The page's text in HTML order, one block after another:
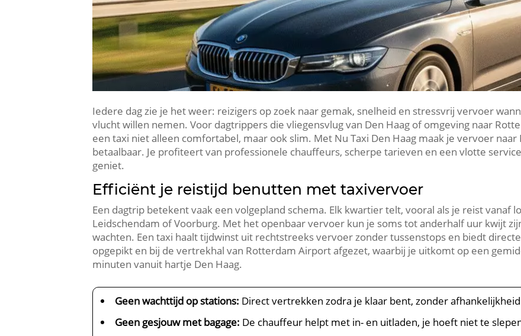
Iedere dag zie je het weer: reizigers op zoek naar gemak, snelheid en stressvrij vervoer
vlucht willen nemen. Voor dagtrippers die vliegensvlug van Den Haag of omgeving naar
een taxi niet alleen comfortabel, maar ook slim. Met Nu Taxi Den Haag maak je vervoer
betaalbaar. Je profiteert van professionele chauffeurs, scherpe tarieven en een vlotte
geniet.
Efficiënt je reistijd benutten met taxivervoer
Een dagtrip betekent vaak een volgepland schema. Elk kwartier telt, vooral als je reist vanaf
Leidschendam of Voorburg. Met het openbaar vervoer kun je soms tot anderhalf uur kwijt
wachten. Een taxi haalt tijdwinst uit rechtstreeks vervoer zonder tussenstops en biedt
opgepikt en bij de vertrekhal van Rotterdam Airport afgezet, waarbij je uitkomt op een
minuten vanuit hartje Den Haag.
Geen wachttijd op stations: Direct vertrekken zodra je klaar bent, zonder
Geen gesjouw met bagage: De chauffeur helpt met in- en uitladen, je hoeft niet te